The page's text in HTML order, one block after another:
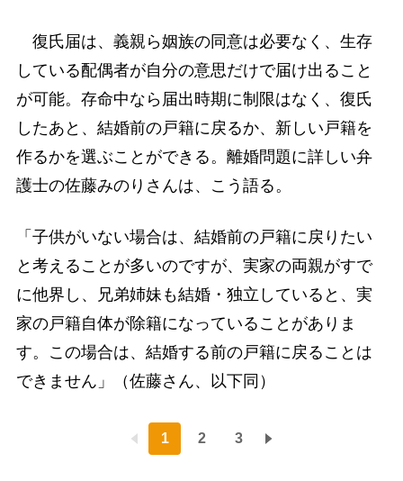
復氏届は、義親ら姻族の同意は必要なく、生存
している配偶者が自分の意思だけで届け出ること
が可能。存命中なら届出時期に制限はなく、復氏
したあと、結婚前の戸籍に戻るか、新しい戸籍を
作るかを選ぶことができる。離婚問題に詳しい弁
護士の佐藤みのりさんは、こう語る。
「子供がいない場合は、結婚前の戸籍に戻りたい
と考えることが多いのですが、実家の両親がすで
に他界し、兄弟姉妹も結婚・独立していると、実
家の戸籍自体が除籍になっていることがありま
す。この場合は、結婚する前の戸籍に戻ることは
できません」（佐藤さん、以下同）
1 2 3